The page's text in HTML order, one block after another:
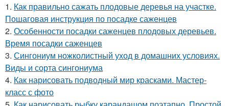
1. Как правильно сажать плодовые деревья на участке.
Пошаговая инструкция по посадке саженцев
2. Особенности посадки саженцев плодовых деревьев.
Время посадки саженцев
3. Сингониум ножколистный уход в домашних условиях.
Виды и сорта сингониума
4. Как нарисовать подводный мир красками. Мастер-
класс с фото